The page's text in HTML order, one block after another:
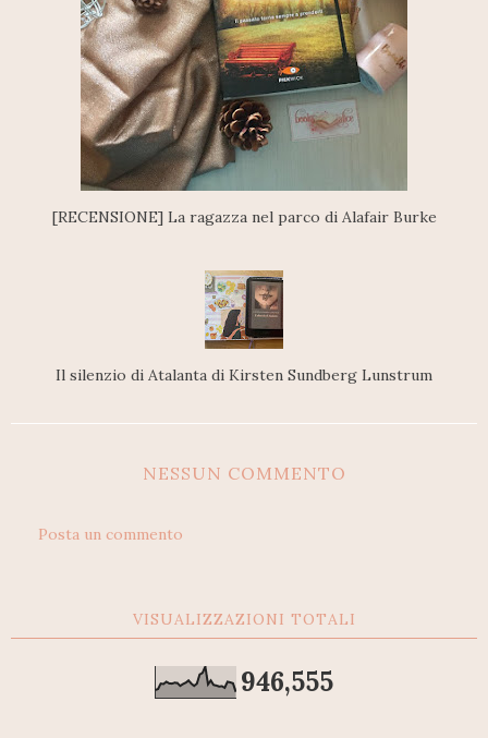
[RECENSIONE] La ragazza nel parco di Alafair Burke
Il silenzio di Atalanta di Kirsten Sundberg Lunstrum
NESSUN COMMENTO
Posta un commento
VISUALIZZAZIONI TOTALI
946,555